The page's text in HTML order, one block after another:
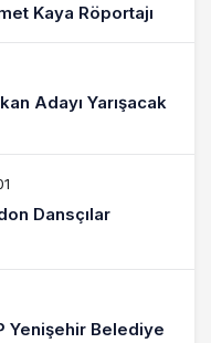
Mehmet Kaya Röportajı
Adayı Yarışacak
Dansçılar
Yenişehir Belediye